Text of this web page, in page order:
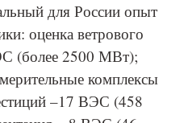
для России опыт
оценка ветрового
(более 2500 МВт);
комплексы
–17 ВЭС (458